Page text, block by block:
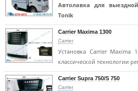
Автолавка для
Tonik
Carrier Maxima 1300
Carrier
Установка Carrier Maxima
классической технологии
Carrier Supra 750/S 750
Carrier